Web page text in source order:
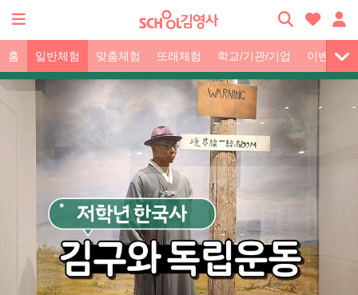
홈 일반체험 맞춤체험 또래체험 학교/기관/기업 이벤트